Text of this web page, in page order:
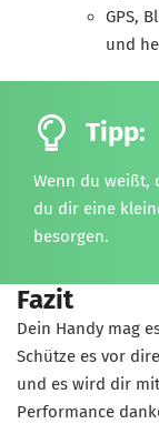
GPS,
und
Tipp:
Wenn du weißt,
du dir eine
besorgen.
Fazit
Dein Handy mag
Schütze es vor
und es wird dir
Performance